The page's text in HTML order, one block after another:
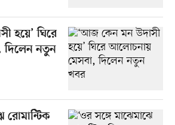
হয়ে’ ঘিরে
দিলেন নতুন
রোমান্টিক